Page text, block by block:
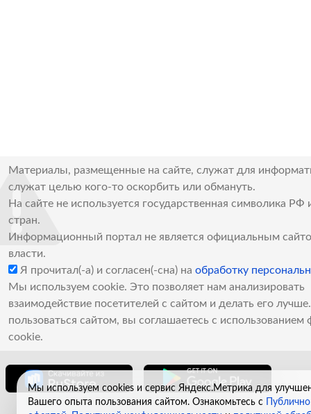
Материалы, размещенные на сайте, служат для
служат целью кого-то оскорбить или обмануть.
На сайте не используется государственная символика РФ
стран.
Информационный портал не является официальным
власти.
Я прочитал(-а) и согласен(-сна) на обработку
Мы используем cookie. Это позволяет нам анализировать
взаимодействие посетителей с сайтом и делать его
пользоваться сайтом, вы соглашаетесь с использованием
cookie.
Мы используем cookies и сервис Яндекс.Метрика для
Вашего опыта пользования сайтом. Ознакомьтесь с